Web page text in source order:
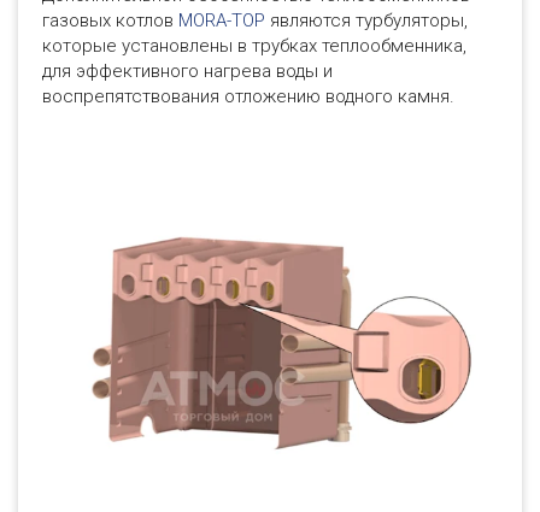
газовых котлов MORA-TOP являются турбуляторы,
которые установлены в трубках теплообменника,
для эффективного нагрева воды и
воспрепятствования отложению водного камня.